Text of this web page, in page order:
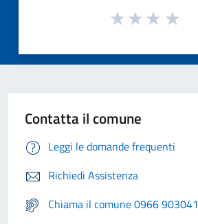
Contatta il comune
Leggi le domande frequenti
Richiedi Assistenza
Chiama il comune 0966 903041